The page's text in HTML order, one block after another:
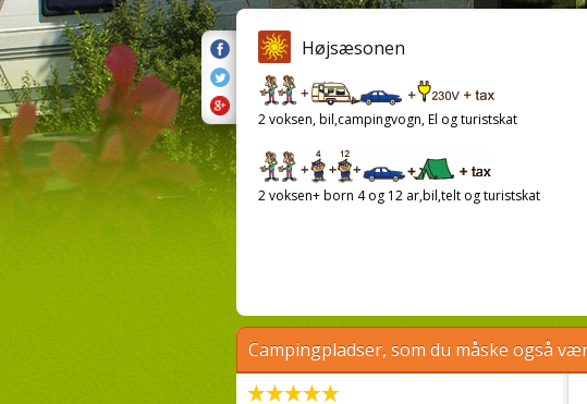
Højsæsonen
2 voksen, bil,campingvogn, El og turistskat
2 voksen+ born 4 og 12 ar,bil,telt og turistskat
Campingpladser, som du måske også